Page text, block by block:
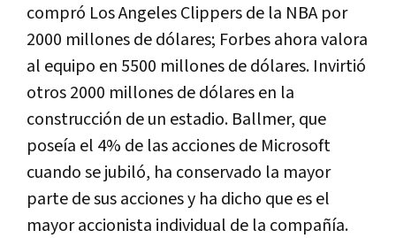
compró Los Angeles Clippers de la NBA por
2000 millones de dólares; Forbes ahora valora
al equipo en 5500 millones de dólares. Invirtió
otros 2000 millones de dólares en la
construcción de un estadio. Ballmer, que
poseía el 4% de las acciones de Microsoft
cuando se jubiló, ha conservado la mayor
parte de sus acciones y ha dicho que es el
mayor accionista individual de la compañía.